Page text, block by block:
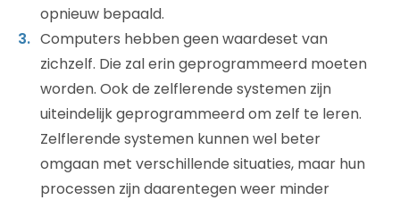
opnieuw bepaald.
Computers hebben geen waardeset van
zichzelf. Die zal erin geprogrammeerd moeten
worden. Ook de zelflerende systemen zijn
uiteindelijk geprogrammeerd om zelf te leren.
Zelflerende systemen kunnen wel beter
omgaan met verschillende situaties, maar hun
processen zijn daarentegen weer minder